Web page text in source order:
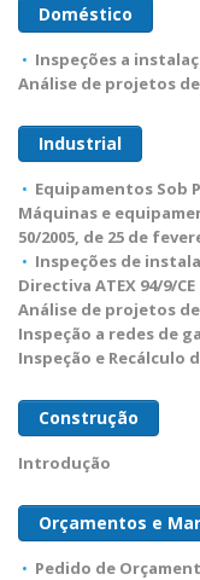
Doméstico
• Inspeções a
Análise de projetos
Industrial
• Equipamentos Sob
Máquinas e
50/2005, de 25 de
• Inspeções de
Directiva ATEX 94/9/CE
Análise de projetos
Inspeção a redes de
Inspeção e Recálculo
Construção
Introdução
Orçamentos e
• Pedido de